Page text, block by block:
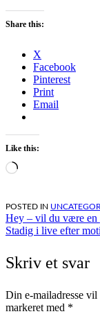
Share this:
X
Facebook
Pinterest
Print
Email
Like this:
Loading…
POSTED IN
Hey – vil du være en
Stadig i live efter
Skriv et svar
Din e-mailadresse
markeret med *